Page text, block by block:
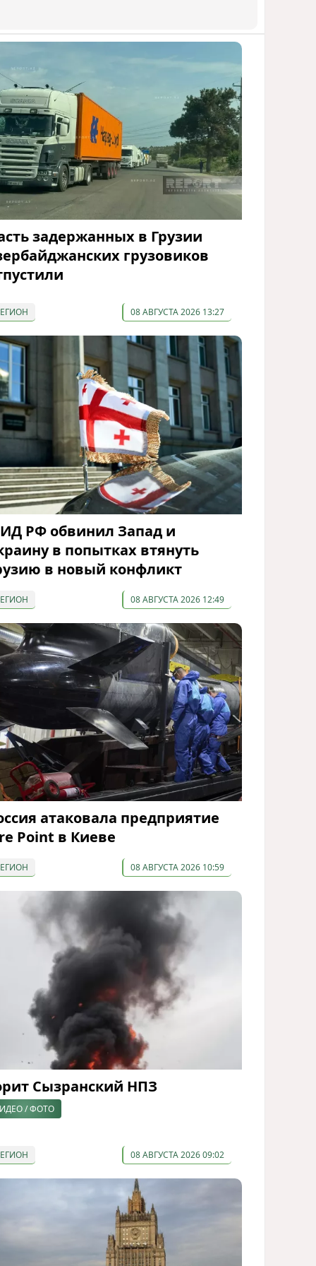
задержанных в Грузии
грузовиков
08 АВГУСТА 2026 13:27
РФ обвинил Запад и
в попытках втянуть
в новый конфликт
08 АВГУСТА 2026 12:49
атаковала предприятие
Point в Киеве
08 АВГУСТА 2026 10:59
Сызранский НПЗ
/ ФОТО
08 АВГУСТА 2026 09:02